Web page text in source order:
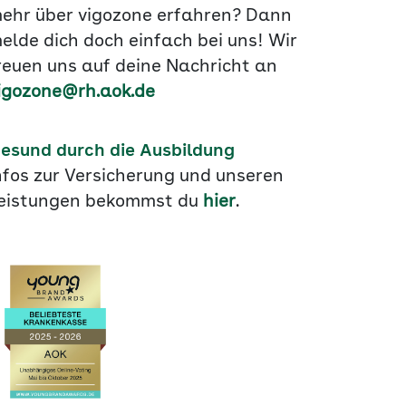
über vigozone erfahren? Dann
dich doch einfach bei uns! Wir
uns auf deine Nachricht an
durch die Ausbildung
zur Versicherung und unseren
bekommst du hier.